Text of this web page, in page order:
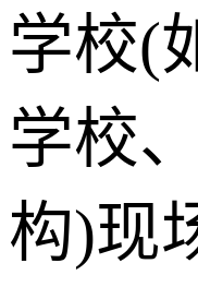
学校(
学校
构)现